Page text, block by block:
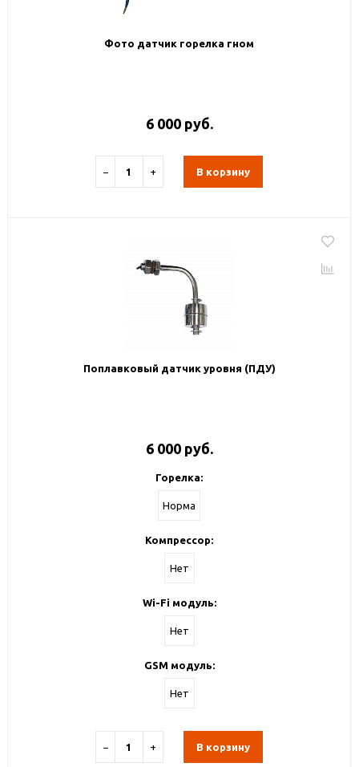
Фото датчик горелка гном
6 000 руб.
− + В корзину
Поплавковый датчик уровня (ПДУ)
6 000 руб.
Горелка:
Норма
Компрессор:
Нет
Wi-Fi модуль:
Нет
GSM модуль:
Нет
− + В корзину